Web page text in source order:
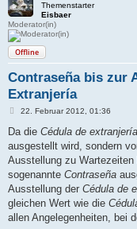
Themenstarter
Eisbaer
Moderator(in)
Offline
Contraseña bis zur
Extranjería
B
i
r
a
22. Februar 2012, 01:36
Da die Cédula de extranjería
ausgestellt wird, sondern
Ausstellung zu
sogenannte Contraseña
Ausstellung der Cédula de
gleichen Wert wie die
allen Angelegenheiten, bei